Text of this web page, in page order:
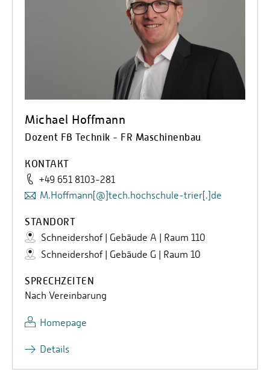
Michael Hoffmann
Dozent FB Technik - FR Maschinenbau
KONTAKT
+49 651 8103-281
M.Hoffmann[@]tech.hochschule-trier[.]de
STANDORT
Schneidershof | Gebäude A | Raum 110
Schneidershof | Gebäude G | Raum 10
SPRECHZEITEN
Nach Vereinbarung
Homepage
Details